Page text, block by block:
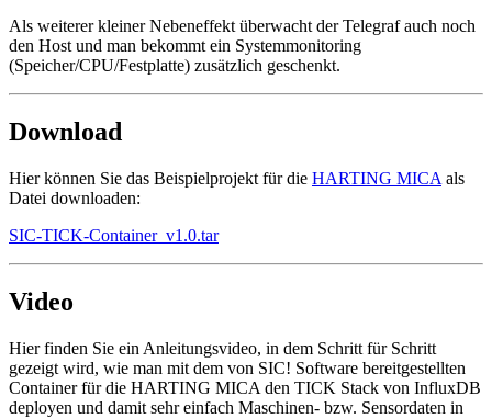
Als weiterer kleiner Nebeneffekt überwacht der Telegraf auch noch
den Host und man bekommt ein Systemmonitoring
(Speicher/CPU/Festplatte) zusätzlich geschenkt.
Download
Hier können Sie das Beispielprojekt für die HARTING MICA als
Datei downloaden:
SIC-TICK-Container_v1.0.tar
Video
Hier finden Sie ein Anleitungsvideo, in dem Schritt für Schritt
gezeigt wird, wie man mit dem von SIC! Software bereitgestellten
Container für die HARTING MICA den TICK Stack von InfluxDB
deployen und damit sehr einfach Maschinen- bzw. Sensordaten in